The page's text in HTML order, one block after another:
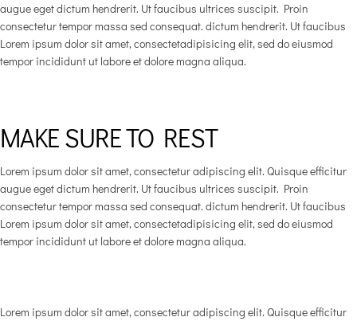
augue eget dictum hendrerit. Ut faucibus ultrices suscipit. Proin
consectetur tempor massa sed consequat. dictum hendrerit. Ut faucibus
Lorem ipsum dolor sit amet, consectetadipisicing elit, sed do eiusmod
tempor incididunt ut labore et dolore magna aliqua.
MAKE SURE TO REST
Lorem ipsum dolor sit amet, consectetur adipiscing elit. Quisque efficitur
augue eget dictum hendrerit. Ut faucibus ultrices suscipit. Proin
consectetur tempor massa sed consequat. dictum hendrerit. Ut faucibus
Lorem ipsum dolor sit amet, consectetadipisicing elit, sed do eiusmod
tempor incididunt ut labore et dolore magna aliqua.
Lorem ipsum dolor sit amet, consectetur adipiscing elit. Quisque efficitur